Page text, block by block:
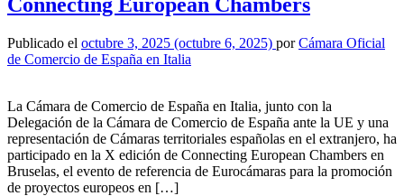
Publicado el octubre 3, 2025 (octubre 6, 2025) por Cámara Oficial
de Comercio de España en Italia
La Cámara de Comercio de España en Italia, junto con la
Delegación de la Cámara de Comercio de España ante la UE y una
representación de Cámaras territoriales españolas en el extranjero, ha
participado en la X edición de Connecting European Chambers en
Bruselas, el evento de referencia de Eurocámaras para la promoción
de proyectos europeos en […]